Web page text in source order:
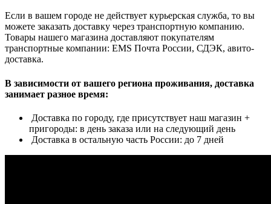
Если в вашем городе не действует курьерская служба, то вы
можете заказать доставку через транспортную компанию.
Товары нашего магазина доставляют покупателям
транспортные компании: EMS Почта России, СДЭК, авито-
доставка.
В зависимости от вашего региона проживания, доставка
занимает разное время:
Доставка по городу, где присутствует наш магазин +
пригороды: в день заказа или на следующий день
Доставка в остальную часть России: до 7 дней